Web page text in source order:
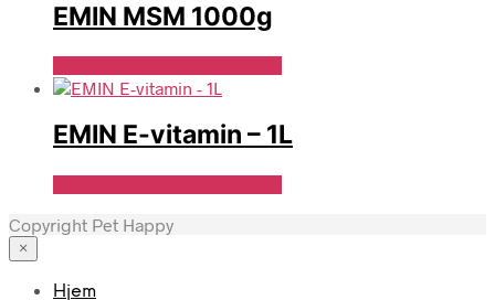
EMIN MSM 1000g
EMIN E-vitamin – 1L
Copyright Pet Happy
×
Hjem